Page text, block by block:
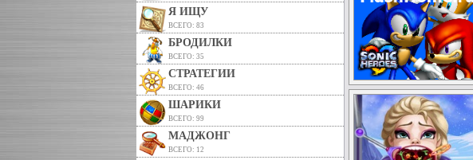
Я ИЩУ
ВСЕГО: 83
БРОДИЛКИ
ВСЕГО: 35
СТРАТЕГИИ
ВСЕГО: 46
ШАРИКИ
ВСЕГО: 99
МАДЖОНГ
ВСЕГО: 12